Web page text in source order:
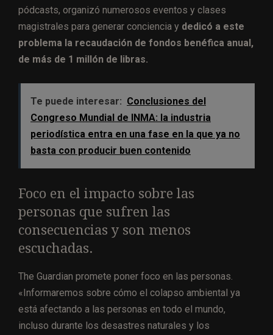
pódcasts, organizó numerosos eventos y clases
magistrales para generar conciencia y dedicó a este
problema la recaudación de fondos benéfica anual,
de más de 1 millón de libras.
Te puede interesar: Conclusiones del
Congreso Mundial de INMA: la industria
periodística entra en una fase en la que ya no
basta con producir buen contenido
Foco en el impacto sobre las
personas que sufren las
consecuencias y son menos
escuchadas.
The Guardian promete poner foco en las personas.
«Informaremos sobre cómo el colapso ambiental ya
está afectando a las personas en todo el mundo,
incluso durante los desastres naturales y los